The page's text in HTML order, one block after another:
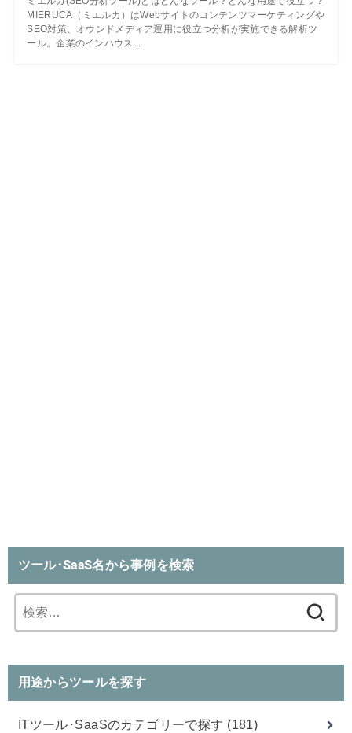
MIERUCA（ミエルカ）はWebサイトのコンテンツマーケティングや
SEO対策、オウンドメディア運用に役立つ分析が実施できる解析ツ
ール。企業のインハウス...
ツール･SaaS名から事例を検索
索:
用途からツールを探す
ITツール･SaaSのカテゴリーで探す (181)